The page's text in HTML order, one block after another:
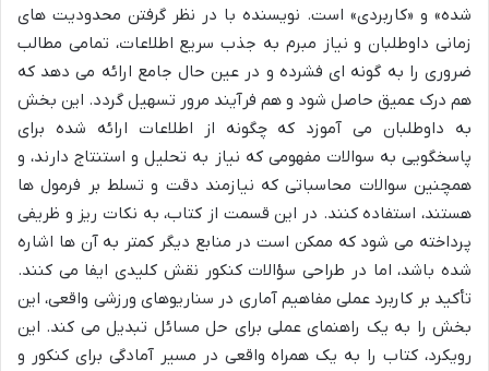
شده» و «کاربردی» است. نویسنده با در نظر گرفتن محدودیت های
زمانی داوطلبان و نیاز مبرم به جذب سریع اطلاعات، تمامی مطالب
ضروری را به گونه ای فشرده و در عین حال جامع ارائه می دهد که
هم درک عمیق حاصل شود و هم فرآیند مرور تسهیل گردد. این بخش
به داوطلبان می آموزد که چگونه از اطلاعات ارائه شده برای
پاسخگویی به سوالات مفهومی که نیاز به تحلیل و استنتاج دارند، و
همچنین سوالات محاسباتی که نیازمند دقت و تسلط بر فرمول ها
هستند، استفاده کنند. در این قسمت از کتاب، به نکات ریز و ظریفی
پرداخته می شود که ممکن است در منابع دیگر کمتر به آن ها اشاره
شده باشد، اما در طراحی سؤالات کنکور نقش کلیدی ایفا می کنند.
تأکید بر کاربرد عملی مفاهیم آماری در سناریوهای ورزشی واقعی، این
بخش را به یک راهنمای عملی برای حل مسائل تبدیل می کند. این
رویکرد، کتاب را به یک همراه واقعی در مسیر آمادگی برای کنکور و